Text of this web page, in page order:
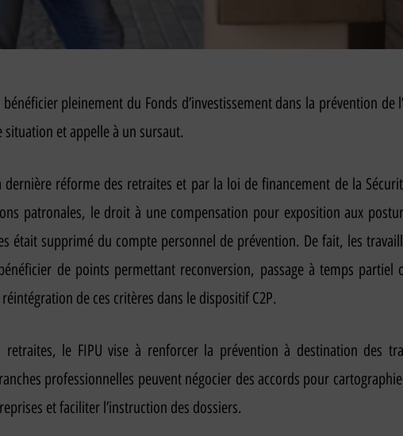
pleinement du Fonds d’investissement dans la prévention de
situation et appelle à un sursaut.
dernière réforme des retraites et par la loi de financement de la
patronales, le droit à une compensation pour exposition aux
était supprimé du compte personnel de prévention. De fait, les
de points permettant reconversion, passage à temps
de ces critères dans le dispositif C2P.
le FIPU vise à renforcer la prévention à destination des
professionnelles peuvent négocier des accords pour
et faciliter l’instruction des dossiers.